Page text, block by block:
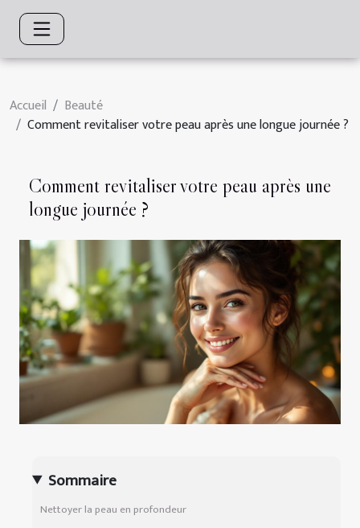
Accueil
Beauté
Comment revitaliser votre peau après une longue journée ?
Comment revitaliser votre peau après une
longue journée ?
Sommaire
Nettoyer la peau en profondeur